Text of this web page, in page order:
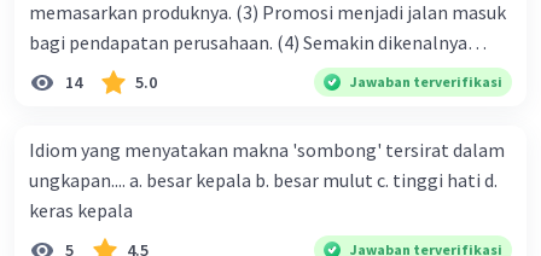
memasarkan produknya. (3) Promosi menjadi jalan masuk
bagi pendapatan perusahaan. (4) Semakin dikenalnya
suatu produk oleh konsumen, semakin besar pula peluang
perusahaan kepada konsumen. Urutan yang tepat agar
menjadi teks eksposisi yang padu adalah .... A. (1)-(2)-(3)-
(4)-(5) B. (2)-(1)-(3)-(4)-(5) C. (3)-(1)-(2)-(5)-(4) D. (3)-(5)-
14 5.0 Jawaban terverifikasi
Idiom yang menyatakan makna 'sombong' tersirat dalam
ungkapan.... a. besar kepala b. besar mulut c. tinggi hati d.
keras kepala
5 4.5 Jawaban terverifikasi